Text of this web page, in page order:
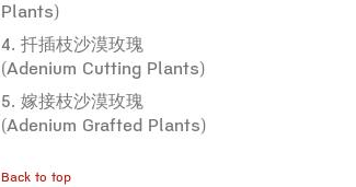
Plants)
4. 扦插枝沙漠玫瑰
(Adenium Cutting Plants)
5. 嫁接枝沙漠玫瑰
(Adenium Grafted Plants)
Back to top